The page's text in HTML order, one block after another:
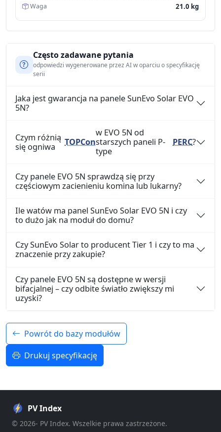
Waga 21.0 kg
Często zadawane pytania
odpowiedzi wygenerowane przez AI w oparciu o specyfikację
serii
Jaka jest gwarancja na panele SunEvo Solar EVO
5N?
Czym różnią
się ogniwa
TOPCon
w EVO 5N od
starszych paneli P-
type
PERC?
Czy panele EVO 5N sprawdzą się przy
częściowym zacienieniu komina lub lukarny?
Ile watów ma panel SunEvo Solar EVO 5N i czy
to dużo jak na moduł do domu?
Czy SunEvo Solar to producent Tier 1 i czy to ma
znaczenie przy zakupie?
Czy panele EVO 5N są dostępne w wersji
bifacjalnej – czy odbite światło zwiększy mi
uzyski?
Powrót do bazy modułów
Drukuj specyfikację
PV Index
© 2026- PV Index. Wszelkie prawa zastrzeżone.